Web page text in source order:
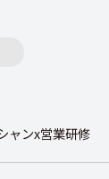
ャンx営業研修